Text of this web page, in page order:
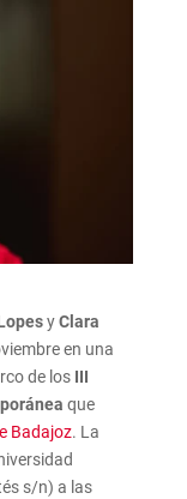
yClara
en una
de los III
que
Badajoz. La
s/n) a las